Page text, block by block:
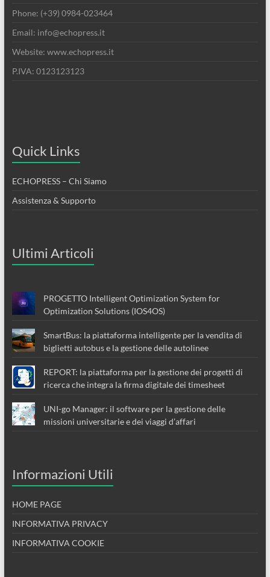
Phone: (+39) 0984-023464
Email: info@echopress.it
Website: www.echopress.it
P.IVA: 0123123123
Quick Links
ECHOPRESS – Chi Siamo
Assistenza & Supporto
Ultimi Articoli
PROGETTO Intelligent Optimization System for
Optimization Solutions (IOS4OS)
SmartBus: la piattaforma intelligente per la vendita di
biglietti autobus e la gestione delle autolinee
REPORT: la piattaforma per la gestione dei progetti di
ricerca che integra la firma digitale dei timesheet
UNI-go Manager: il software per la gestione delle
missioni universitarie e dei viaggi d’affari
Informazioni Utili
HOME PAGE
INFORMATIVA PRIVACY
INFORMATIVA COOKIE